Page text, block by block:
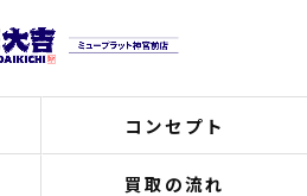
コンセプト
買取の流れ